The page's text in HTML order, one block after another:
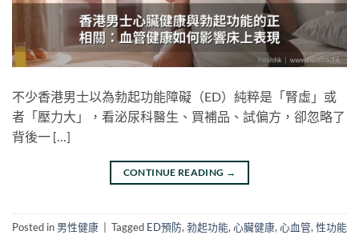
不少香港男士以為勃起功能障礙（ED）純粹是「腎虛」或
者「壓力大」，看泌尿科醫生、買補品、試偏方，卻忽略了
背後一 […]
CONTINUE READING →
Posted in 男性健康 Tagged ED預防,勃起功能,心臟健康,心血管,性功能